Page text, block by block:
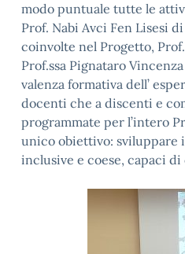
modo puntuale tutte le
Prof. Nabi Avci Fen Lisesi
coinvolte nel Progetto,
Prof.ssa Pignataro
valenza formativa dell’
docenti che a discenti e
programmate per l’intero
unico obiettivo: sviluppare
inclusive e coese, capaci